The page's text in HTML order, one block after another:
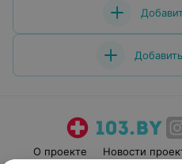
О проекте Новости